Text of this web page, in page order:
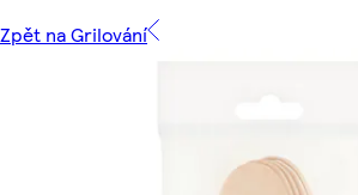
Zpět na Grilování